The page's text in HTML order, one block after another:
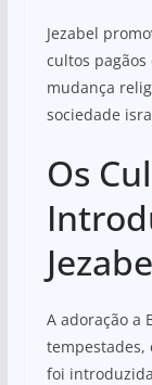
Jezabel
cultos
mudança
sociedade
Os
A adoração a
tempestades,
foi